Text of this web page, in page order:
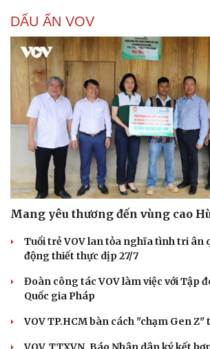
DẤU ẤN VOV
Mang yêu thương đến vùng cao
Tuổi trẻ VOV lan tỏa nghĩa tình tri ân
động thiết thực dịp 27/7
Đoàn công tác VOV làm việc với Tập
Quốc gia Pháp
VOV TP.HCM bàn cách "chạm Gen